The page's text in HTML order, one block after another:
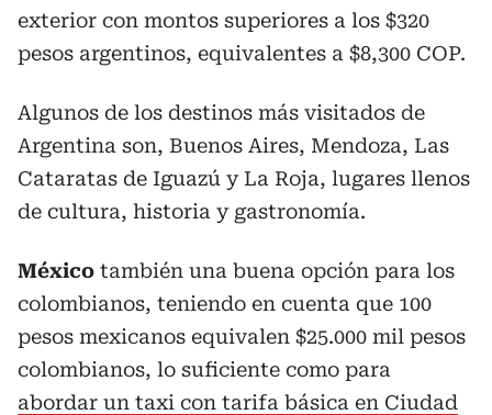
exterior con montos superiores a los $320
pesos argentinos, equivalentes a $8,300 COP.
Algunos de los destinos más visitados de
Argentina son, Buenos Aires, Mendoza, Las
Cataratas de Iguazú y La Roja, lugares llenos
de cultura, historia y gastronomía.
México también una buena opción para los
colombianos, teniendo en cuenta que 100
pesos mexicanos equivalen $25.000 mil pesos
colombianos, lo suficiente como para
abordar un taxi con tarifa básica en Ciudad